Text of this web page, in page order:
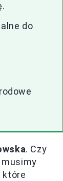
do
. Czy
które